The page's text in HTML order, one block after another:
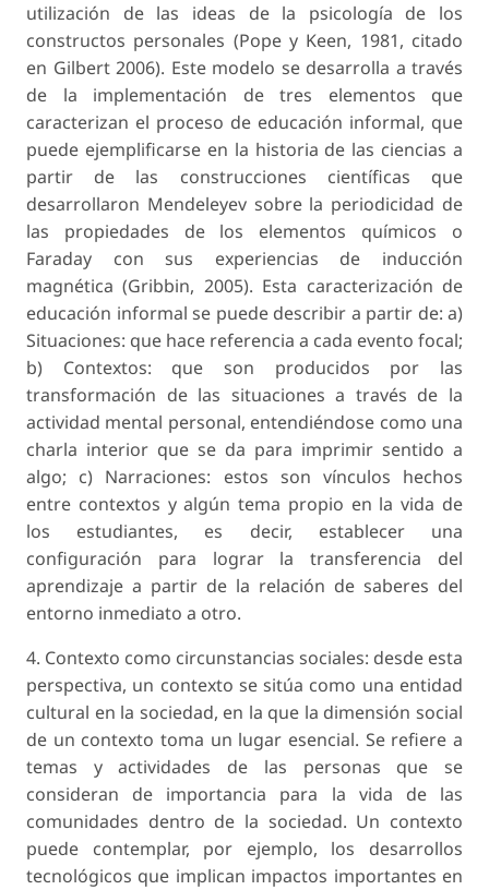
utilización de las ideas de la psicología de los
constructos personales (Pope y Keen, 1981, citado
en Gilbert 2006). Este modelo se desarrolla a través
de la implementación de tres elementos que
caracterizan el proceso de educación informal, que
puede ejemplificarse en la historia de las ciencias a
partir de las construcciones científicas que
desarrollaron Mendeleyev sobre la periodicidad de
las propiedades de los elementos químicos o
Faraday con sus experiencias de inducción
magnética (Gribbin, 2005). Esta caracterización de
educación informal se puede describir a partir de: a)
Situaciones: que hace referencia a cada evento focal;
b) Contextos: que son producidos por las
transformación de las situaciones a través de la
actividad mental personal, entendiéndose como una
charla interior que se da para imprimir sentido a
algo; c) Narraciones: estos son vínculos hechos
entre contextos y algún tema propio en la vida de
los estudiantes, es decir, establecer una
configuración para lograr la transferencia del
aprendizaje a partir de la relación de saberes del
entorno inmediato a otro.
4. Contexto como circunstancias sociales: desde esta
perspectiva, un contexto se sitúa como una entidad
cultural en la sociedad, en la que la dimensión social
de un contexto toma un lugar esencial. Se refiere a
temas y actividades de las personas que se
consideran de importancia para la vida de las
comunidades dentro de la sociedad. Un contexto
puede contemplar, por ejemplo, los desarrollos
tecnológicos que implican impactos importantes en